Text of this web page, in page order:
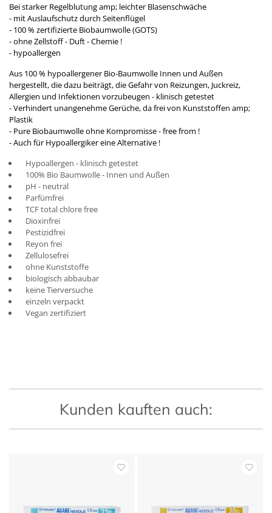
Bei starker Regelblutung amp; leichter Blasenschwäche
- mit Auslaufschutz durch Seitenflügel
- 100 % zertifizierte Biobaumwolle (GOTS)
- ohne Zellstoff - Duft - Chemie !
- hypoallergen
Aus 100 % hypoallergener Bio-Baumwolle Innen und Außen
hergestellt, die dazu beiträgt, die Gefahr von Reizungen, Juckreiz,
Allergien und Infektionen vorzubeugen - klinisch getestet
- Verhindert unangenehme Gerüche, da frei von Kunststoffen amp;
Plastik
- Pure Biobaumwolle ohne Kompromisse - free from !
- Auch für Hypoallergiker eine Alternative !
Hypoallergen - klinisch getestet
100% Bio Baumwolle - Innen und Außen
pH - neutral
Parfümfrei
TCF total chlore free
Dioxinfrei
Pestizidfrei
Reyon frei
Zellulosefrei
ohne Kunststoffe
biologisch abbaubar
keine Tierversuche
einzeln verpackt
Vegan zertifiziert
Kunden kauften auch: